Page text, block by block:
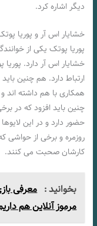
دیگر اشاره کرد.
خشایار اس آر و پوریا
پوریا پوتک یکی از
خشایار اس آر دارد.
ارتباط دارد. هم چنین
همکاری با هم داشته اند
چنین باید افزود که در
حضور دارد و در این
روزمره و برخی از حواشی
کارشان صحبت می کنند.
بخوانید : معرفی
مرموز آنلاین هم